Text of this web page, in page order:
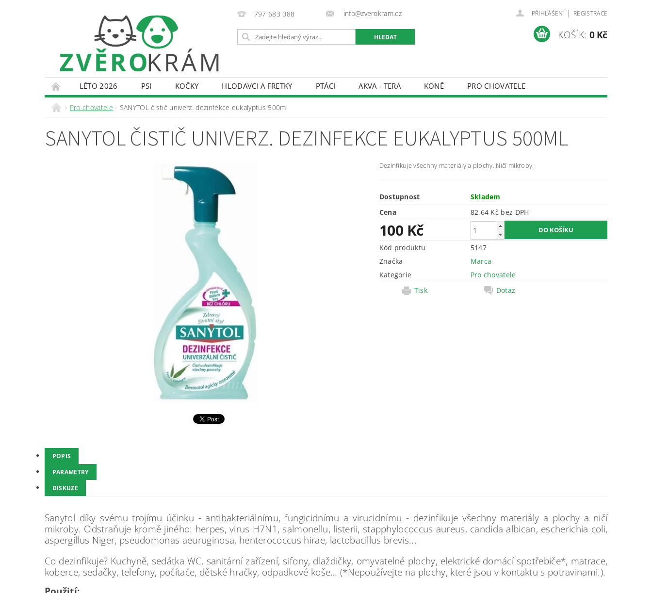
797 683 088 info@zverokram.cz PŘIHLÁŠENÍ | REGISTRACE
KOŠÍK: 0 Kč
LÉTO 2026 PSI KOČKY HLODAVCI A FRETKY PTÁCI AKVA - TERA KONĚ
PRO CHOVATELE
KONTAKTY
DOPRAVA A PLATBA OBCHODNÍ PODMÍNKY
Pro chovatele SANYTOL čistič univerz. dezinfekce eukalyptus 500ml
SANYTOL ČISTIČ UNIVERZ. DEZINFEKCE EUKALYPTUS 500ML
Dezinfikuje všechny materiály a plochy. Ničí mikroby.
Dostupnost
Skladem
Cena
82,64 Kč bez DPH
100 Kč
Kód produktu
5147
Značka
Marca
Kategorie
Pro chovatele
Tisk
Dotaz
POPIS
PARAMETRY
DISKUZE
Sanytol díky svému trojímu účinku - antibakteriálnímu, fungicidnímu a virucidnímu - dezinfikuje všechny materiály a plochy a ničí
mikroby. Odstraňuje kromě jiného: herpes, virus H7N1, salmonellu, listerii, stapphylococcus aureus, candida albican, escherichia coli,
aspergillus Niger, pseudomonas aeuruginosa, henterococcus hirae, lactobacillus brevis...
Co dezinfikuje? Kuchyně, sedátka WC, sanitární zařízení, sifony, dlaždičky, omyvatelné plochy, elektrické domácí spotřebiče*, matrace,
koberce, sedačky, telefony, počítače, dětské hračky, odpadkové koše… (*Nepoužívejte na plochy, které jsou v kontaktu s potravinami.).